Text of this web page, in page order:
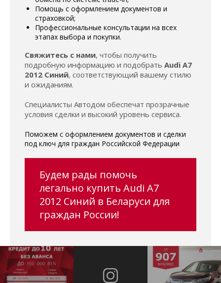
Помощь с оформлением документов и
страховкой;
Профессиональные консультации на всех
этапах выбора и покупки.
Свяжитесь с нами, чтобы получить
подробную информацию и подобрать Audi A7
2012 Синий, соответствующий вашему стилю
и ожиданиям.
Специалисты Автодом обеспечат прозрачные
условия сделки и высокий уровень сервиса.
Поможем с оформлением документов и сделки
под ключ для граждан Российской Федерации
Будем рады помочь
легально купить Audi A7
2012 Синий в Беларуси для
граждан России!